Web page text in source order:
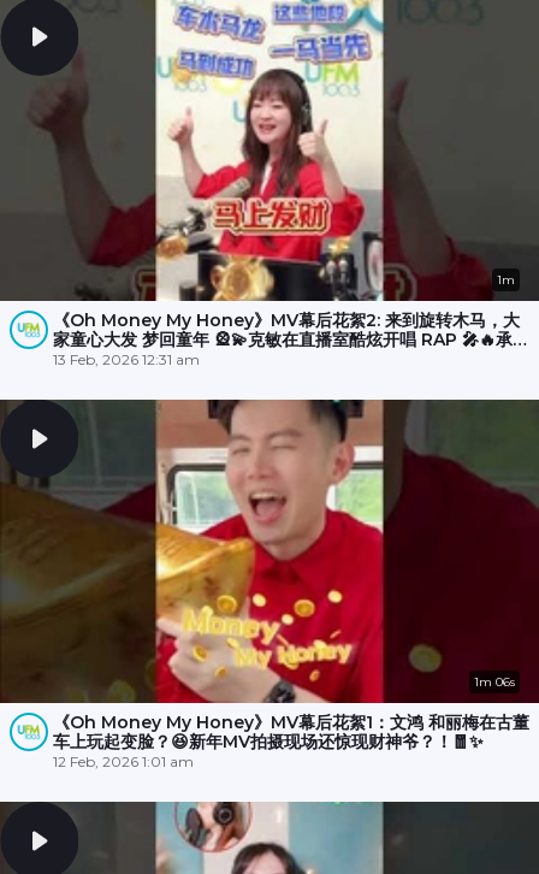
1m
《Oh Money My Honey》MV幕后花絮2: 来到旋转木马，大
家童心大发 梦回童年 🎡💫克敏在直播室酷炫开唱 RAP 🎤🔥承尧
和丽梅则拍摄空档在木马上斗舞？💃🕺
13 Feb, 2026 12:31 am
1m 06s
《Oh Money My Honey》MV幕后花絮1：文鸿 和丽梅在古董
车上玩起变脸？😆新年MV拍摄现场还惊现财神爷？！🧧✨
12 Feb, 2026 1:01 am